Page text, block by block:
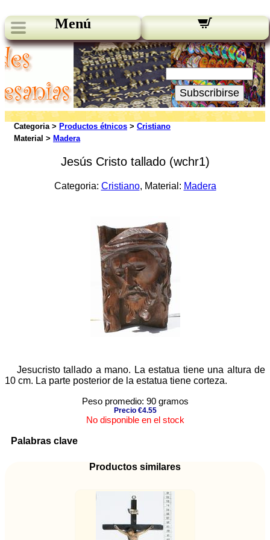
Menú
Novedades:
Su Email:
Subscribirse
Categoria > Productos étnicos > Cristiano
Material > Madera
Jesús Cristo tallado (wchr1)
Categoria: Cristiano, Material: Madera
Jesucristo tallado a mano. La estatua tiene una altura de
10 cm. La parte posterior de la estatua tiene corteza.
Peso promedio: 90 gramos
Precio €4.55
No disponible en el stock
Palabras clave
Productos similares